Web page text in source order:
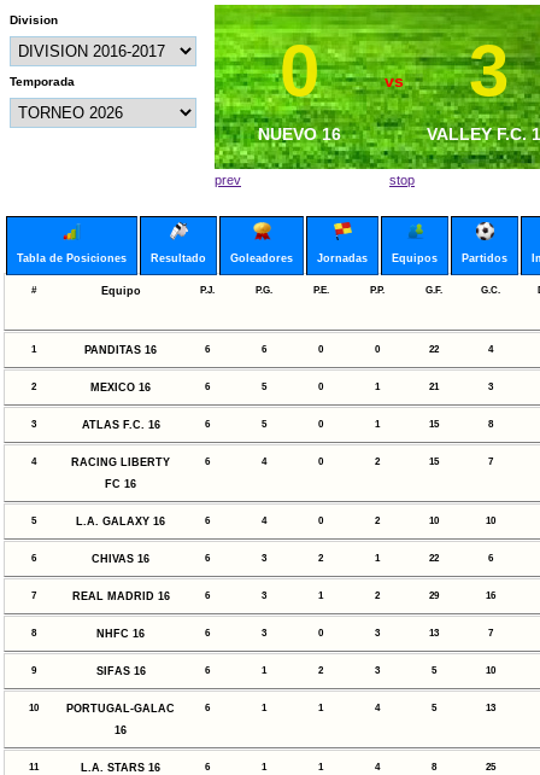
Division
Temporada 0
NUEVO 16
vs 3
VALLEY F.C.
3
GUADALAJARA F.C.
16
vs 11
SYLMAR
16
prev stop
Tabla de Posiciones Resultado Goleadores Jornadas Equipos Partidos
# Equipo P.J. P.G. P.E. P.P. G.F. G.C.
1 PANDITAS 16 6 6 0 0 22 4
2 MEXICO 16 6 5 0 1 21 3
3 ATLAS F.C. 16 6 5 0 1 15 8
4
RACING LIBERTY
FC 16
6 4 0 2 15 7
5 L.A. GALAXY 16 6 4 0 2 10 10
6 CHIVAS 16 6 3 2 1 22 6
7 REAL MADRID 16 6 3 1 2 29 16
8 NHFC 16 6 3 0 3 13 7
9 SIFAS 16 6 1 2 3 5 10
10
PORTUGAL-GALAC
16
6 1 1 4 5 13
11 L.A. STARS 16 6 1 1 4 8 25